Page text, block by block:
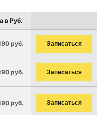
в Руб.
руб. Записаться
руб. Записаться
руб. Записаться